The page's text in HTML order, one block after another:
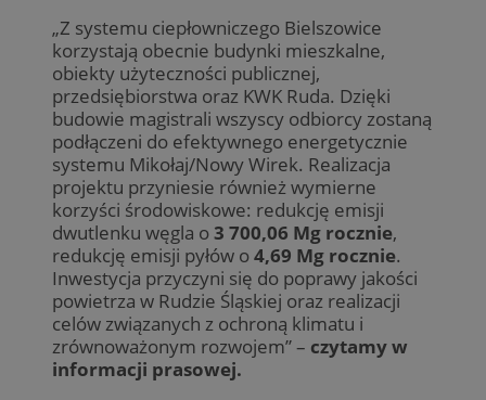
„Z systemu ciepłowniczego Bielszowice
korzystają obecnie budynki mieszkalne,
obiekty użyteczności publicznej,
przedsiębiorstwa oraz KWK Ruda. Dzięki
budowie magistrali wszyscy odbiorcy zostaną
podłączeni do efektywnego energetycznie
systemu Mikołaj/Nowy Wirek. Realizacja
projektu przyniesie również wymierne
korzyści środowiskowe: redukcję emisji
dwutlenku węgla o3 700,06 Mg rocznie,
redukcję emisji pyłów o4,69 Mg rocznie.
Inwestycja przyczyni się do poprawy jakości
powietrza w Rudzie Śląskiej oraz realizacji
celów związanych z ochroną klimatu i
zrównoważonym rozwojem” – czytamy w
informacji prasowej.